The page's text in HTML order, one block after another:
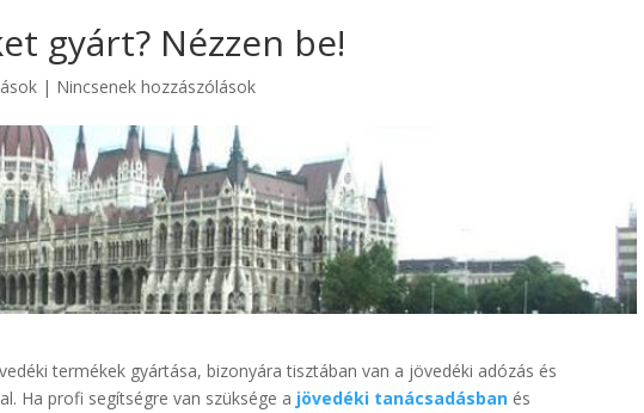
gyárt? Nézzen be!
| Nincsenek hozzászólások
termékek gyártása, bizonyára tisztában van a jövedéki adózás és
Ha profi segítségre van szüksége a jövedéki tanácsadásban és